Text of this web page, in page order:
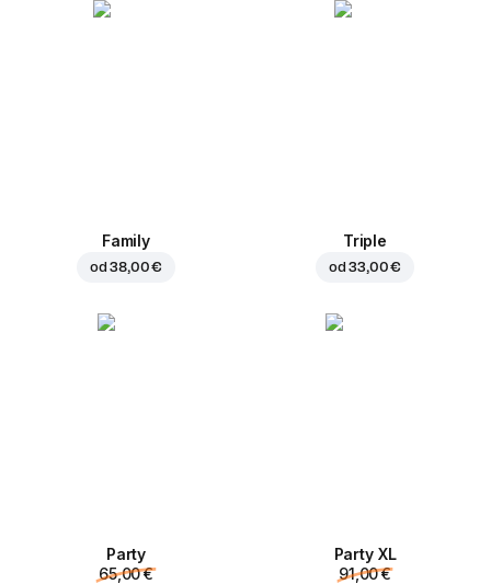
Family
od38,00 €
Triple
od33,00 €
Party
65,00 €
Party XL
91,00 €